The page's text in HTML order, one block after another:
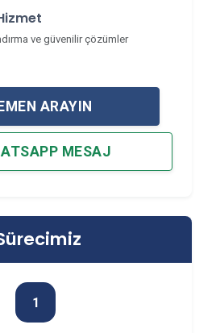
ve güvenilir çözümler
ARAYIN
MESAJ
1